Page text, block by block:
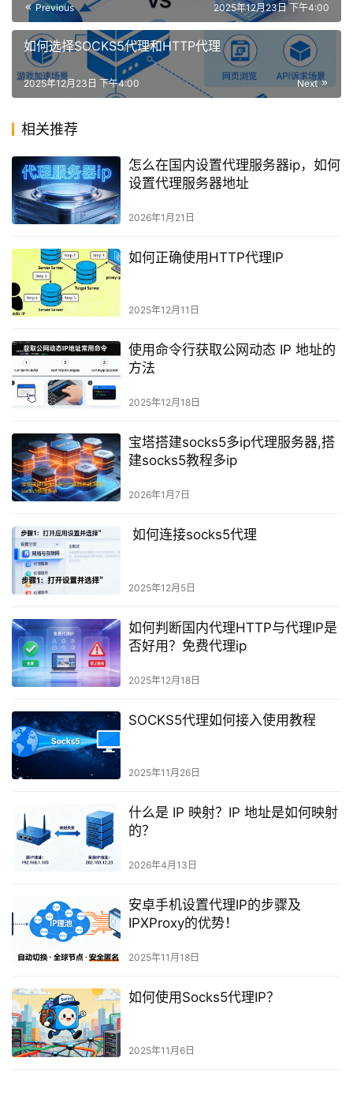
Previous 2025年12月23日 下午4:00
如何选择SOCKS5代理和HTTP代理
Next
2025年12月23日 下午4:00
相关推荐
怎么在国内设置代理服务器ip，如何
设置代理服务器地址
2026年1月21日
如何正确使用HTTP代理IP
2025年12月11日
使用命令行获取公网动态 IP 地址的
方法
2025年12月18日
宝塔搭建socks5多ip代理服务器,搭
建socks5教程多ip
2026年1月7日
如何连接socks5代理
2025年12月5日
如何判断国内代理HTTP与代理IP是
否好用？免费代理ip
2025年12月18日
SOCKS5代理如何接入使用教程
2025年11月26日
什么是 IP 映射？IP 地址是如何映射
的？
2026年4月13日
安卓手机设置代理IP的步骤及
IPXProxy的优势！
2025年11月18日
如何使用Socks5代理IP？
2025年11月6日